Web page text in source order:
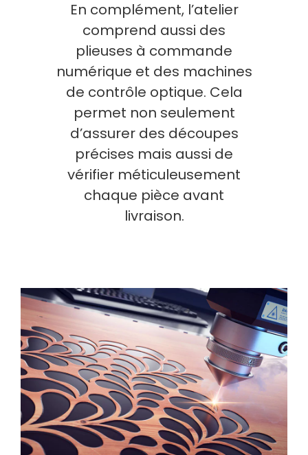
En complément, l’atelier
comprend aussi des
plieuses à commande
numérique et des machines
de contrôle optique. Cela
permet non seulement
d’assurer des découpes
précises mais aussi de
vérifier méticuleusement
chaque pièce avant
livraison.